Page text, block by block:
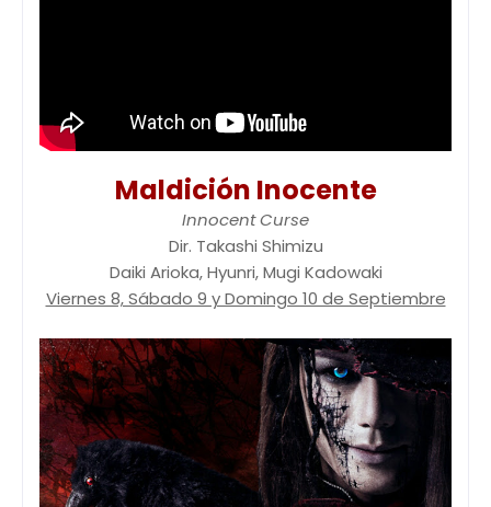
Maldición Inocente
Innocent Curse
Dir. Takashi Shimizu
Daiki Arioka, Hyunri, Mugi Kadowaki
Viernes 8, Sábado 9 y Domingo 10 de Septiembre